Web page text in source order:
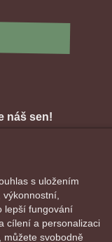
náš sen!
s uložením
lepší fungování
cílení a personalizaci
můžete svobodně